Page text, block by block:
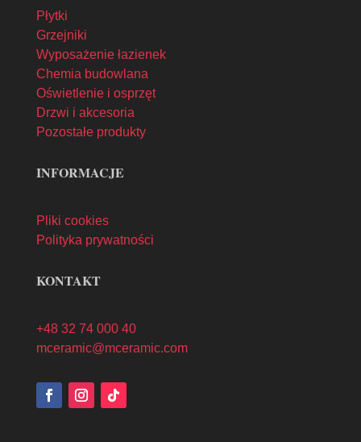
Płytki
Grzejniki
Wyposażenie łazienek
Chemia budowlana
Oświetlenie i osprzęt
Drzwi i akcesoria
Pozostałe produkty
INFORMACJE
Pliki cookies
Polityka prywatności
KONTAKT
+48 32 74 000 40
mceramic@mceramic.com